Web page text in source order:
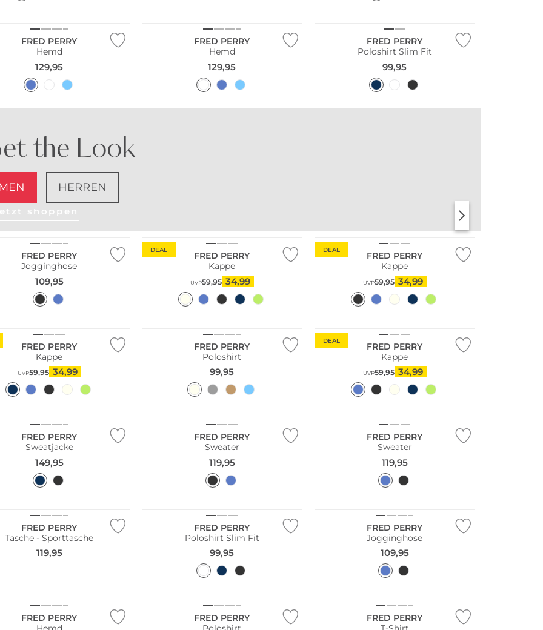
FRED PERRY
Hemd
129,95
FRED PERRY
Hemd
129,95
FRED PERRY
Poloshirt Slim Fit
99,95
the Look
HERREN
shoppen
FRED PERRY
Jogginghose
109,95
DEAL
FRED PERRY
Kappe
UVP59,95 34,99
DEAL
FRED PERRY
Kappe
UVP59,95 34,99
FRED PERRY
Kappe
UVP59,95 34,99
FRED PERRY
Poloshirt
99,95
DEAL
FRED PERRY
Kappe
UVP59,95 34,99
FRED PERRY
Sweatjacke
149,95
FRED PERRY
Sweater
119,95
FRED PERRY
Sweater
119,95
FRED PERRY
Tasche - Sporttasche
119,95
FRED PERRY
Poloshirt Slim Fit
99,95
FRED PERRY
Jogginghose
109,95
FRED PERRY
FRED PERRY
FRED PERRY